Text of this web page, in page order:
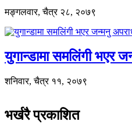
मङ्गलवार, चैत्र २८, २०७९
युगान्डामा समलिंगी भएर
शनिवार, चैत्र ११, २०७९
भर्खरै प्रकाशित